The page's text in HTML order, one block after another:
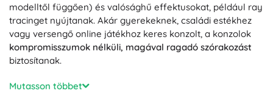
modelltől függően) és valósághű effektusokat, például ray
tracinget nyújtanak. Akár gyerekeknek, családi estékhez
vagy versengő online játékhoz keres konzolt, a konzolok
kompromisszumok nélküli, magával ragadó szórakozást
biztosítanak.
Erős processzorok és grafikus chipek, valamint a
SSD tárhelyminimálisra csökkentik a betöltési időt,
Mutasson többet